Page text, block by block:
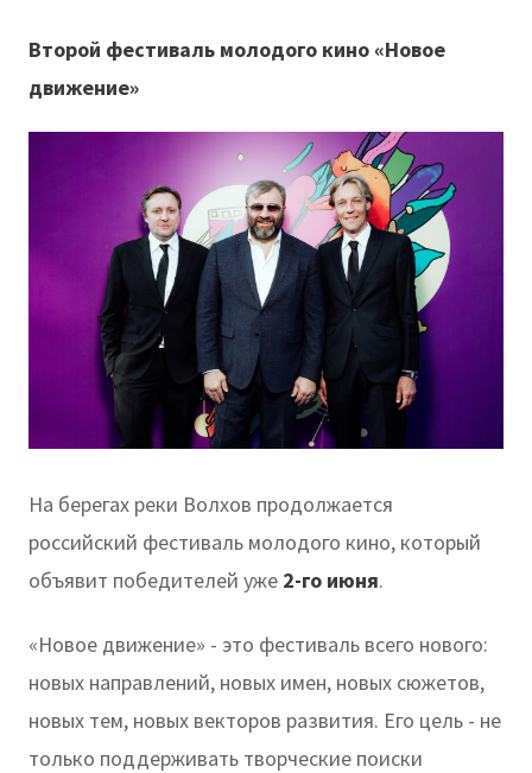
Второй фестиваль молодого кино «Новое
движение»
На берегах реки Волхов продолжается
российский фестиваль молодого кино, который
объявит победителей уже 2-го июня.
«Новое движение» - это фестиваль всего нового:
новых направлений, новых имен, новых сюжетов,
новых тем, новых векторов развития. Его цель - не
только поддерживать творческие поиски